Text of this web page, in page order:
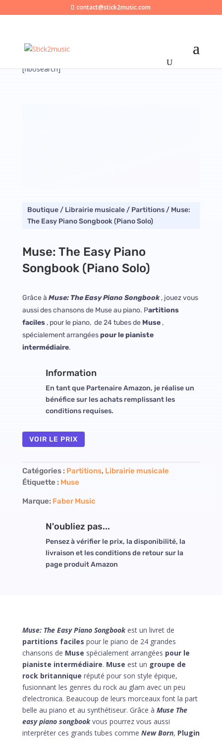
contact@stick2music.com
[fibosearch]
Boutique/ Librairie musicale/ Partitions/ Muse:
The Easy Piano Songbook (Piano Solo)
Muse: The Easy Piano
Songbook (Piano Solo)
Grâce à Muse: The Easy Piano Songbook, jouez vous
aussi des chansons de Muse au piano. Partitions
faciles, pour le piano, de 24 tubes de Muse,
spécialement arrangéespour le pianiste
intermédiaire.
Information
En tant que Partenaire Amazon, je réalise un
bénéfice sur les achats remplissant les
conditions requises.
VOIR LE PRIX
Catégories : Partitions, Librairie musicale
Étiquette : Muse
Marque: Faber Music
N'oubliez pas...
Pensez à vérifier le prix, la disponibilité, la
livraison et les conditions de retour sur la
page produit Amazon
Muse: The Easy Piano Songbookest un livret de
partitions faciles pour le piano de 24 grandes
chansons de Muse spécialement arrangées pour le
pianiste intermédiaire. Muse est un groupe de
rock britannique réputé pour son style épique,
fusionnant les genres du rock au glam avec un peu
d’electronica. Beaucoup de leurs morceaux font la part
belle au piano et au synthétiseur. Grâce à Muse The
easy piano songbookvous pourrez vous aussi
interpréter ces grands tubes comme New Born, Plugin